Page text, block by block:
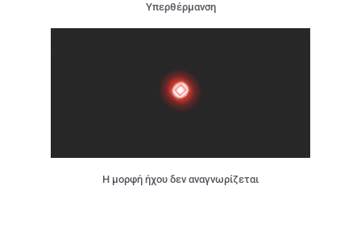
Υπερθέρμανση
Η μορφή ήχου δεν αναγνωρίζεται